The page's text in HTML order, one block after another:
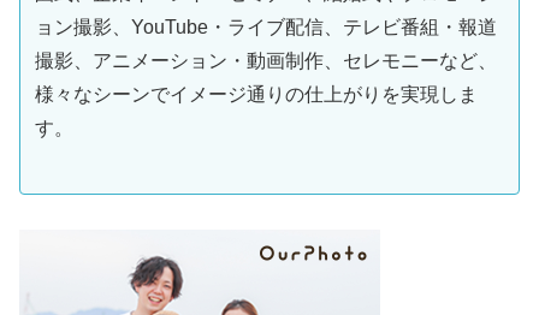
ョン撮影、YouTube・ライブ配信、テレビ番組・報道
撮影、アニメーション・動画制作、セレモニーなど、
様々なシーンでイメージ通りの仕上がりを実現しま
す。